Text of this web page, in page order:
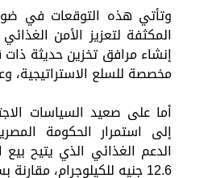
وتأتي هذه التوقعات في
المكثفة لتعزيز الأمن
إنشاء مرافق تخزين حديثة ذات
مخصصة للسلع الاستراتيجية،
أما على صعيد السياسات
إلى استمرار الحكومة
الدعم الغذائي الذي يتيح
12.6 جنيه للكيلوجرام،